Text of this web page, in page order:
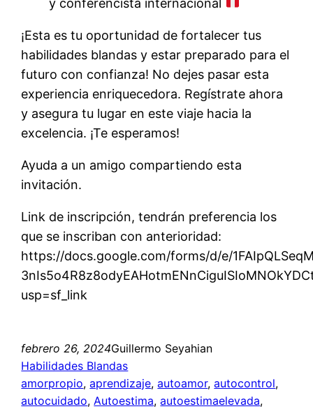
y conferencista internacional
¡Esta es tu oportunidad de fortalecer tus
habilidades blandas y estar preparado para el
futuro con confianza! No dejes pasar esta
experiencia enriquecedora. Regístrate ahora
y asegura tu lugar en este viaje hacia la
excelencia. ¡Te esperamos!
Ayuda a un amigo compartiendo esta
invitación.
Link de inscripción, tendrán preferencia los
que se inscriban con anterioridad:
https://docs.google.com/forms/d/e/
usp=sf_link
febrero 26, 2024Guillermo Seyahian
Habilidades Blandas
amorpropio, aprendizaje, autoamor, autocontrol
autocuidado, Autoestima, autoestimaelevada